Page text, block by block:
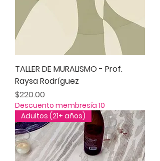
TALLER DE MURALISMO - Prof.
Raysa Rodríguez
Precio
$220.00
Descuento membresía 10
Adultos (21+ años)